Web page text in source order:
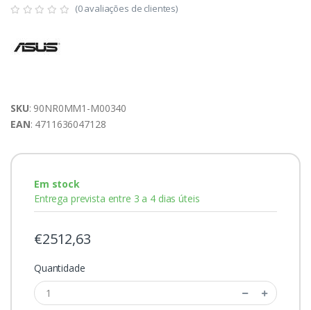
(0 avaliações de clientes)
SKU: 90NR0MM1-M00340
EAN: 4711636047128
Em stock
Entrega prevista entre 3 a 4 dias úteis
€2512,63
Quantidade